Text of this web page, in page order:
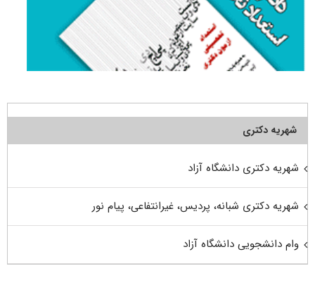
شهریه دکتری
شهریه دکتری دانشگاه آزاد
شهریه دکتری شبانه، پردیس، غیرانتفاعی، پیام نور
وام دانشجویی دانشگاه آزاد